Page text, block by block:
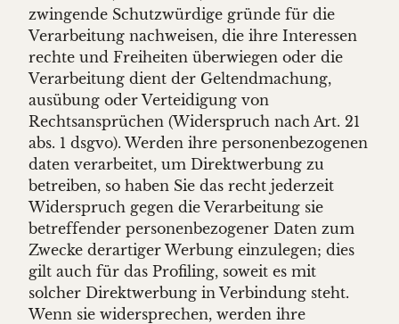
zwingende Schutzwürdige gründe für die
Verarbeitung nachweisen, die ihre Interessen
rechte und Freiheiten überwiegen oder die
Verarbeitung dient der Geltendmachung,
ausübung oder Verteidigung von
Rechtsansprüchen (Widerspruch nach Art. 21
abs. 1 dsgvo). Werden ihre personenbezogenen
daten verarbeitet, um Direktwerbung zu
betreiben, so haben Sie das recht jederzeit
Widerspruch gegen die Verarbeitung sie
betreffender personenbezogener Daten zum
Zwecke derartiger Werbung einzulegen; dies
gilt auch für das Profiling, soweit es mit
solcher Direktwerbung in Verbindung steht.
Wenn sie widersprechen, werden ihre